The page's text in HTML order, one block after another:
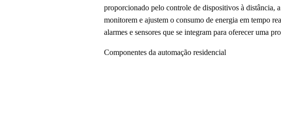
proporcionado pelo controle de dispositivos à distância,
monitorem e ajustem o consumo de energia em tempo
alarmes e sensores que se integram para oferecer uma
Componentes da automação residencial